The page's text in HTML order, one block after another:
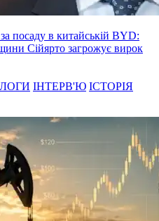
посаду в китайській BYD:
Сійярто загрожує вирок
ІНТЕРВ'Ю ІСТОРІЯ